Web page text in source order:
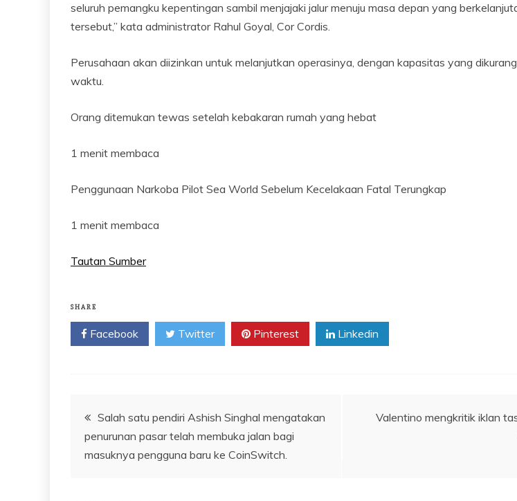
seluruh pemangku kepentingan sambil menjajaki jalur menuju masa depan yang
tersebut,” kata administrator Rahul Goyal, Cor Cordis.
Perusahaan akan diizinkan untuk melanjutkan operasinya, dengan kapasitas yang
waktu.
Orang ditemukan tewas setelah kebakaran rumah yang hebat
1 menit membaca
Penggunaan Narkoba Pilot Sea World Sebelum Kecelakaan Fatal Terungkap
1 menit membaca
Tautan Sumber
SHARE
Facebook Twitter Pinterest Linkedin
Navigasi
pos
Salah satu pendiri Ashish Singhal mengatakan
penurunan pasar telah membuka jalan bagi
masuknya pengguna baru ke CoinSwitch.
Valentino mengkritik iklan